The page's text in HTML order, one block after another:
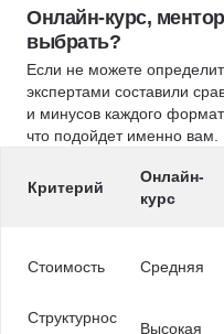
Онлайн-курс,
выбрать?
Если не можете
экспертами составили
и минусов каждого
что подойдет именно вам.
Критерий
Онлайн-
курс
Стоимость Средняя
Структурнос
Высокая